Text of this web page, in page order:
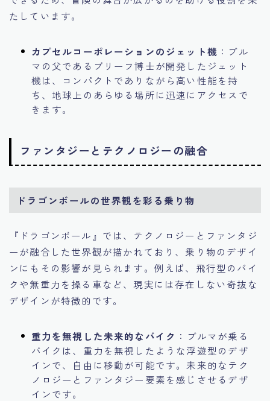
たしています。
カプセルコーポレーションのジェット機 ：ブル
マの父であるブリーフ博士が開発したジェット
機は、コンパクトでありながら高い性能を持
ち、地球上のあらゆる場所に迅速にアクセスで
きます。
ファンタジーとテクノロジーの融合
ドラゴンボールの世界観を彩る乗り物
『ドラゴンボール』では、テクノロジーとファンタジ
ーが融合した世界観が描かれており、乗り物のデザイ
ンにもその影響が見られます。例えば、飛行型のバイ
クや無重力を操る車など、現実には存在しない奇抜な
デザインが特徴的です。
重力を無視した未来的なバイク ：ブルマが乗る
バイクは、重力を無視したような浮遊型のデザ
インで、自由に移動が可能です。未来的なテク
ノロジーとファンタジー要素を感じさせるデザ
インです。